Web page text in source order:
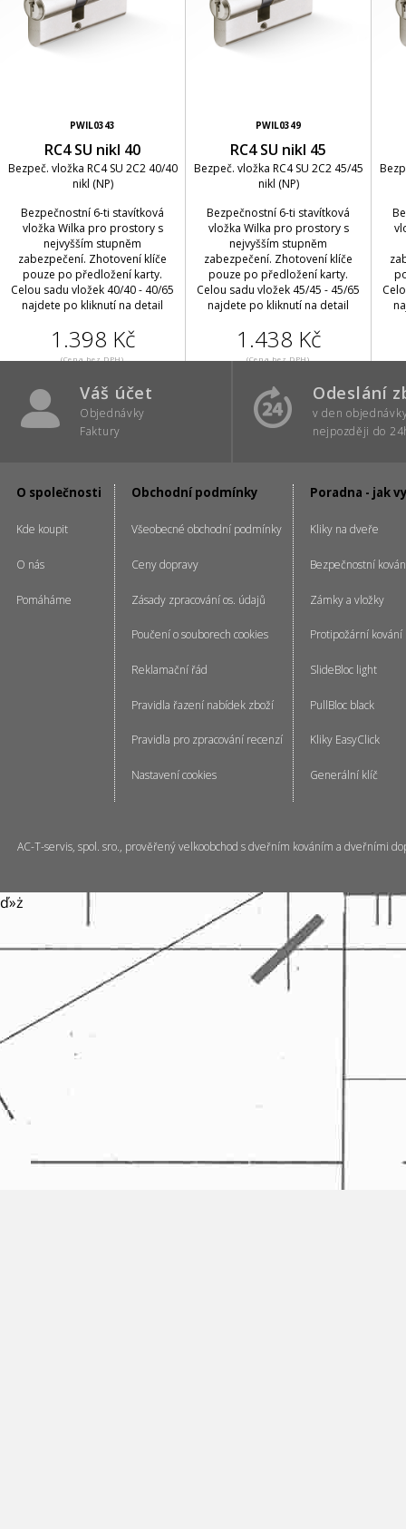
PWIL0343
RC4 SU nikl 40
Bezpeč. vložka RC4 SU 2C2 40/40
nikl (NP)
Bezpečnostní 6-ti stavítková
vložka Wilka pro prostory s
nejvyšším stupněm
zabezpečení. Zhotovení klíče
pouze po předložení karty.
Celou sadu vložek 40/40 - 40/65
najdete po kliknutí na detail
1.398 Kč
(Cena bez DPH)
PWIL0349
RC4 SU nikl 45
Bezpeč. vložka RC4 SU 2C2 45/45
nikl (NP)
Bezpečnostní 6-ti stavítková
vložka Wilka pro prostory s
nejvyšším stupněm
zabezpečení. Zhotovení klíče
pouze po předložení karty.
Celou sadu vložek 45/45 - 45/65
najdete po kliknutí na detail
1.438 Kč
(Cena bez DPH)
Váš účet
Objednávky
Faktury
Odeslání
v den
nejpozději do
O společnosti
Kde koupit
O nás
Pomáháme
Obchodní podmínky
Všeobecné obchodní podmínky
Ceny dopravy
Zásady zpracování os. údajů
Poučení o souborech cookies
Reklamační řád
Pravidla řazení nabídek zboží
Pravidla pro zpracování recenzí
Nastavení cookies
Poradna - jak
Kliky na dveře
Bezpečnostní
Zámky a vložky
Protipožární kování
SlideBloc light
PullBloc black
Kliky EasyClick
Generální klíč
AC-T-servis, spol. sro., prověřený velkoobchod s dveřním kováním a dveřními
ď»ż